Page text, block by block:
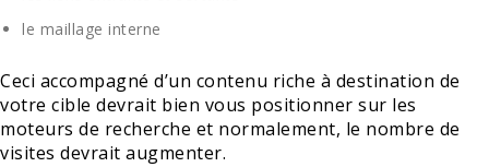
le maillage interne
Ceci accompagné d’un contenu riche à destination de
votre cible devrait bien vous positionner sur les
moteurs de recherche et normalement, le nombre de
visites devrait augmenter.